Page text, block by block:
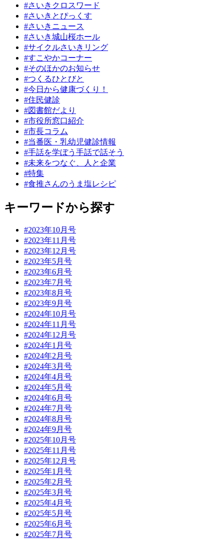
#さいきクロスワード
#さいきとぴっくす
#さいきニュース
#さいき城山桜ホール
#サイクルさいきリング
#すこやかコーナー
#そのほかのお知らせ
#つくるひとびと
#今日から健康づくり！
#住民健診
#図書館だより
#市役所窓口紹介
#市長コラム
#当番医・乳幼児健診情報
#手話を学ぼう手話で話そう
#未来をつなぐ、人と企業
#特集
#食推さんのうま塩レシピ
キーワードから探す
#2023年10月号
#2023年11月号
#2023年12月号
#2023年5月号
#2023年6月号
#2023年7月号
#2023年8月号
#2023年9月号
#2024年10月号
#2024年11月号
#2024年12月号
#2024年1月号
#2024年2月号
#2024年3月号
#2024年4月号
#2024年5月号
#2024年6月号
#2024年7月号
#2024年8月号
#2024年9月号
#2025年10月号
#2025年11月号
#2025年12月号
#2025年1月号
#2025年2月号
#2025年3月号
#2025年4月号
#2025年5月号
#2025年6月号
#2025年7月号